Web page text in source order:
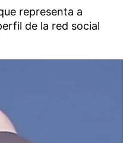
representa a
de la red social